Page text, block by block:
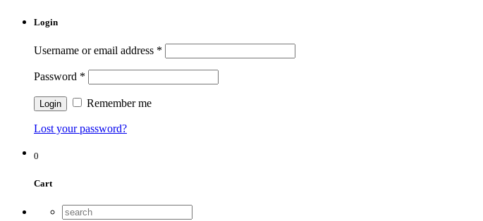
Login
Username or email address *
Password *
Remember me
Lost your password?
0
Cart